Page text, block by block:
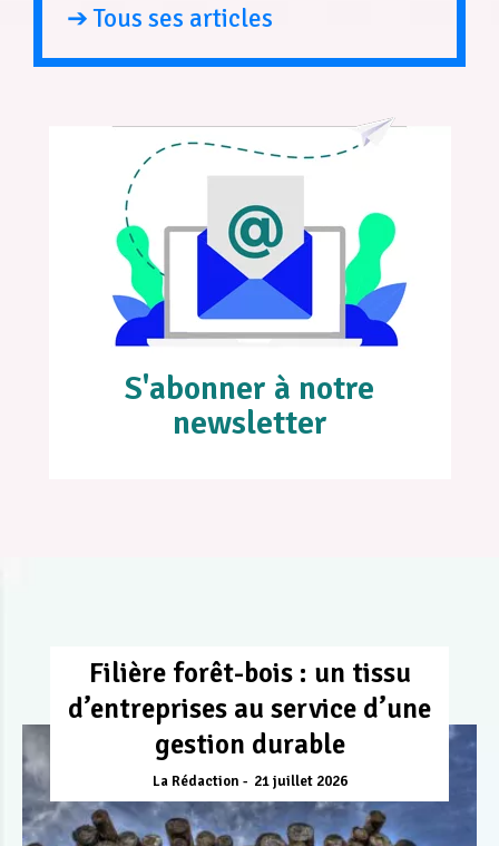
➔ Tous ses articles
S'abonner à notre
newsletter
Filière forêt-bois : un tissu
d’entreprises au service d’une
gestion durable
La Rédaction 21 juillet 2026